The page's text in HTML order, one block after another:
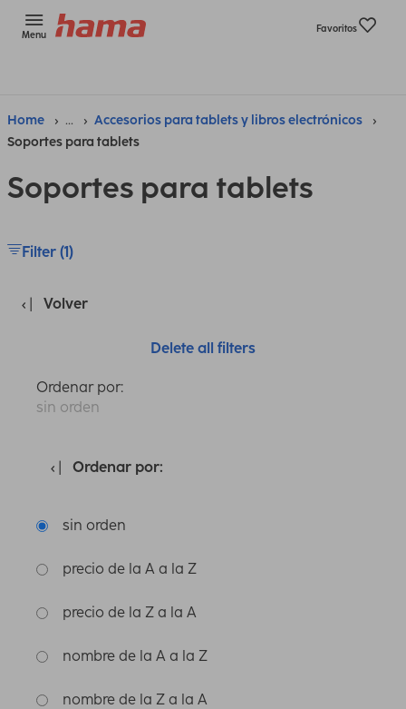
Menu
Favoritos
Home ...
Accesorios para tablets y libros electrónicos
Soportes para tablets
Soportes para tablets
Filter (1)
Volver
Delete all filters
Ordenar por:
sin orden
Ordenar por:
sin orden
precio de la A a la Z
precio de la Z a la A
nombre de la A a la Z
nombre de la Z a la A